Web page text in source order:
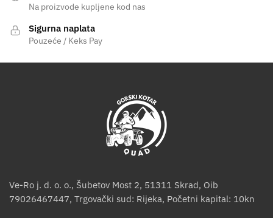
Na proizvode kupljene kod nas
Sigurna naplata
Pouzeće / Keks Pay
Ve-Ro j. d. o. o., Šubetov Most 2, 51311 Skrad, Oib
79026467447, Trgovački sud: Rijeka, Početni kapital: 10kn